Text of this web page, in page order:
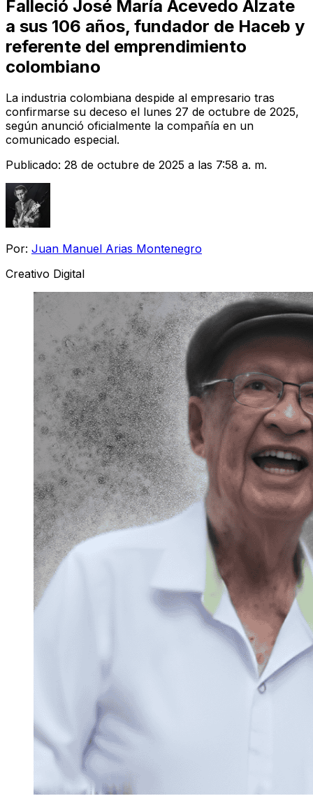
Falleció José María Acevedo Alzate
a sus 106 años, fundador de Haceb y
referente del emprendimiento
colombiano
La industria colombiana despide al empresario tras
confirmarse su deceso el lunes 27 de octubre de 2025,
según anunció oficialmente la compañía en un
comunicado especial.
Publicado: 28 de octubre de 2025 a las 7:58 a. m.
Por: Juan Manuel Arias Montenegro
Creativo Digital